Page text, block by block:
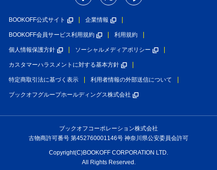
BOOKOFF公式サイト 企業情報
BOOKOFF会員サービス利用規約 利用規約
個人情報保護方針 ソーシャルメディアポリシー
カスタマーハラスメントに対する基本方針
特定商取引法に基づく表示 利用者情報の外部送信について
ブックオフグループホールディングス株式会社
ブックオフコーポレーション株式会社
古物商許可番号 第452760001146号 神奈川県公安委員会許可
Copyright(C)BOOKOFF CORPORATION LTD.
All Rights Reserved.